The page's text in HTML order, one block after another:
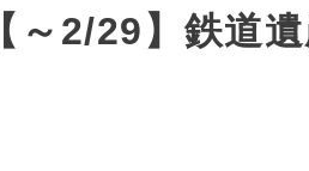
【～2/29】鉄道